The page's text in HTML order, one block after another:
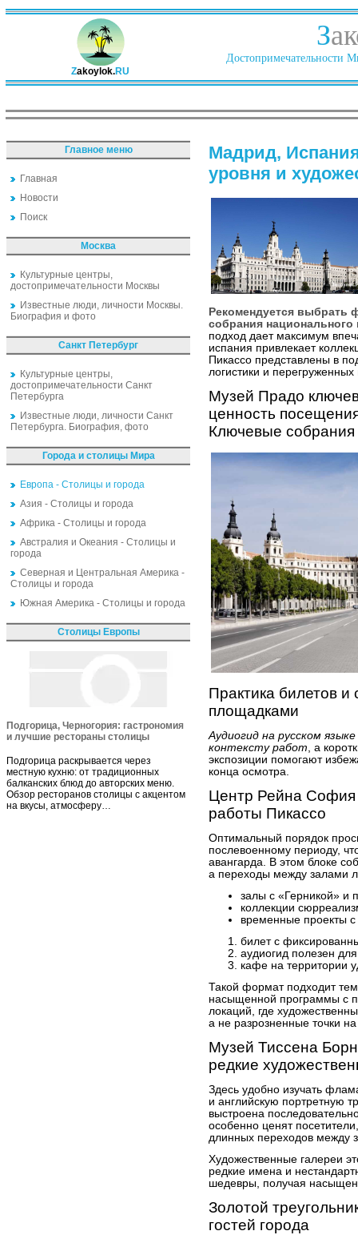
Zakoylok.RU
З
Достопримечательности
Главное меню
Главная
Новости
Поиск
Москва
Культурные центры,
достопримечательности Москвы
Известные люди, личности Москвы.
Биография и фото
Санкт Петербург
Культурные центры,
достопримечательности Санкт
Петербурга
Известные люди, личности Санкт
Петербурга. Биография, фото
Города и столицы Мира
Европа - Столицы и города
Азия - Столицы и города
Африка - Столицы и города
Австралия и Океания - Столицы и
города
Северная и Центральная Америка -
Столицы и города
Южная Америка - Столицы и города
Столицы Европы
Подгорица, Черногория: гастрономия
и лучшие рестораны столицы
Подгорица раскрывается через
местную кухню: от традиционных
балканских блюд до авторских меню.
Обзор ресторанов столицы с акцентом
на вкусы, атмосферу…
Мадрид,
уровня и
Рекомендуется выбрать
собрания национального
подход дает максимум
испания привлекает
Пикассо представлены в
логистики и
Музей Прадо
ценность
Ключевые
Практика билетов и
площадками
Аудиогид на русском
контексту работ, а
экспозиции помогают
конца осмотра.
Центр Рейна София
работы Пикассо
Оптимальный порядок
послевоенному периоду,
авангарда. В этом блоке
а переходы между залами
залы с «Герникой» и
коллекции
временные проекты
билет с
аудиогид полезен
кафе на территории
Такой формат подходит
насыщенной программы с
локаций, где
а не разрозненные точки на
Музей Тиссена
редкие
Здесь удобно изучать
и английскую портретную
выстроена
особенно ценят
длинных переходов между
Художественные галереи
редкие имена и
шедевры, получая
Золотой
гостей города